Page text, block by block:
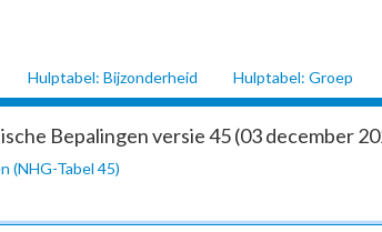
Hulptabel: Bijzonderheid Hulptabel: Groep
Bepalingen versie 45 (03 december
(NHG-Tabel 45)